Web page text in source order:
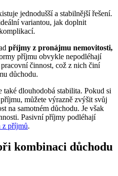
jednodušší a stabilnější řešení.
variantou, jak doplnit
příjmy z pronájmu nemovitosti,
příjmu obvykle nepodléhají
činnost, což z nich činí
důchodu.
dlouhodobá stabilita. Pokud si
můžete výrazně zvýšit svůj
na samotném důchodu. Je však
Pasivní příjmy podléhají
z příjmů.
kombinaci důchodu